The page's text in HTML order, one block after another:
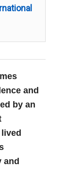
and
by an
and